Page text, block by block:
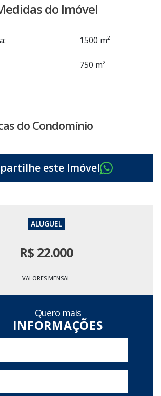
do Imóvel
1500 m²
750 m²
do Condomínio
R$ 22.000
VALORES MENSAL
Quero mais